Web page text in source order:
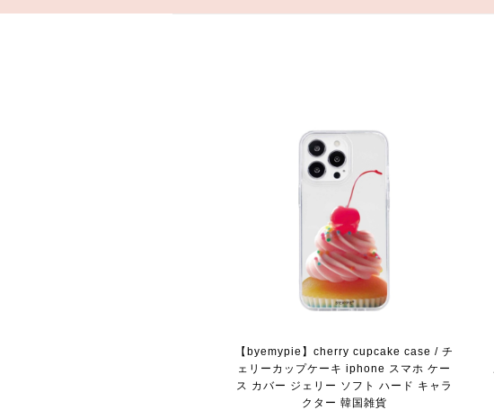
【byemypie】cherry cupcake case / チ
ェリーカップケーキ iphone スマホ ケー
ス カバー ジェリー ソフト ハード キャラ
クター 韓国雑貨